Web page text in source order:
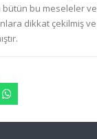
bütün bu meseleler
dikkat çekilmiş